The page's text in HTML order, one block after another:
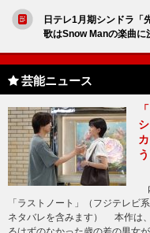
日テレ1月期シンドラ
歌はSnow Manの楽曲に
芸能ニュース
う
「ラストノート」（フジテレビ
ネタバレを含みます） 本作は